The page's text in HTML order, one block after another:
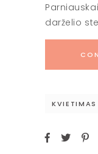
darželio
KVIETIMAS